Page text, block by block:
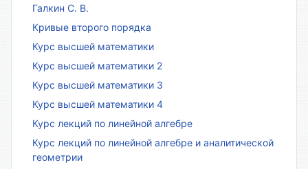
Галкин С. В.
Кривые второго порядка
Курс высшей математики
Курс высшей математики 2
Курс высшей математики 3
Курс высшей математики 4
Курс лекций по линейной алгебре
Курс лекций по линейной алгебре и аналитической
геометрии